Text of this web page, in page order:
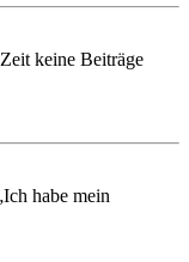
keine Beiträge
habe mein